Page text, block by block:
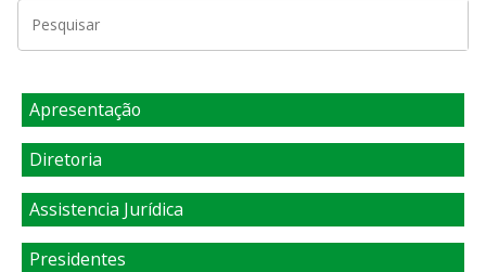
Apresentação
Diretoria
Assistencia Jurídica
Presidentes